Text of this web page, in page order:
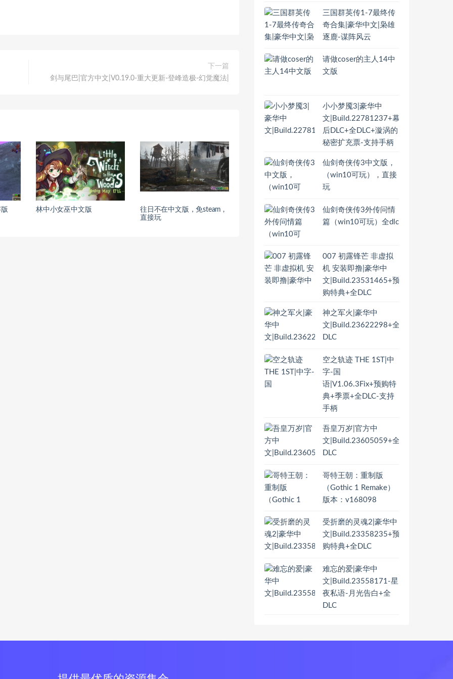
下一篇
剑与尾巴|官方中文|V0.19.0-重大更新-登峰造极-幻觉魔法|
林中小女巫中文版
往日不在中文版，免steam ,
直接玩
三国群英传1-7最终传
奇合集|豪华中文|枭雄
逐鹿-谋阵风云
请做coser的主人14中
文版
小小梦魇3|豪华中
文|Build.22781237+幕
后DLC+全DLC+漩涡的
秘密扩充票-支持手柄
仙剑奇侠传3中文版，
（win10可玩），直接
玩
仙剑奇侠传3外传问情
篇（win10可玩）全dlc
007 初露锋芒 非虚拟
机 安装即撸|豪华中
文|Build.23531465+预
购特典+全DLC
神之军火|豪华中
文|Build.23622298+全
DLC
空之轨迹 THE 1ST|中
字-国
语|V1.06.3Fix+预购特
典+季票+全DLC-支持
手柄
吾皇万岁|官方中
文|Build.23605059+全
DLC
哥特王朝：重制版
（Gothic 1 Remake）
版本：v168098
受折磨的灵魂2|豪华中
文|Build.23358235+预
购特典+全DLC
难忘的爱|豪华中
文|Build.23558171-星
夜私语-月光告白+全
DLC